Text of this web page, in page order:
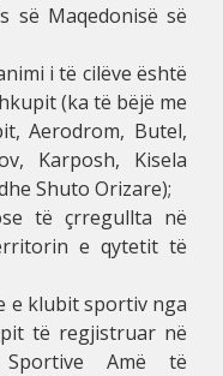
së Maqedonisë së
i të cilëve është
(ka të bëjë me
Aerodrom, Butel,
Karposh, Kisela
Shuto Orizare);
të çrregullta në
e qytetit të
e klubit sportiv nga
të regjistruar në
Sportive Amë të